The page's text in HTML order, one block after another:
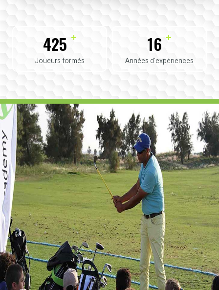
425 +
Joueurs formés
16 +
Années d'expériences